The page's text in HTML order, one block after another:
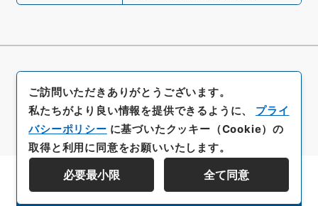
資料群階層を表示する
ご訪問いただきありがとうございます。
私たちがより良い情報を提供できるように、 プライ
バシーポリシー に基づいたクッキー（Cookie）の
取得と利用に同意をお願いいたします。
必要最小限 全て同意